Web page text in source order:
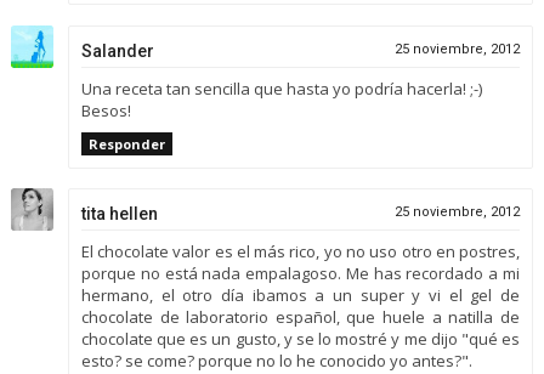
Salander 25 noviembre, 2012
Una receta tan sencilla que hasta yo podría hacerla! ;-)
Besos!
Responder
tita hellen 25 noviembre, 2012
El chocolate valor es el más rico, yo no uso otro en postres,
porque no está nada empalagoso. Me has recordado a mi
hermano, el otro día ibamos a un super y vi el gel de
chocolate de laboratorio español, que huele a natilla de
chocolate que es un gusto, y se lo mostré y me dijo "qué es
esto? se come? porque no lo he conocido yo antes?".